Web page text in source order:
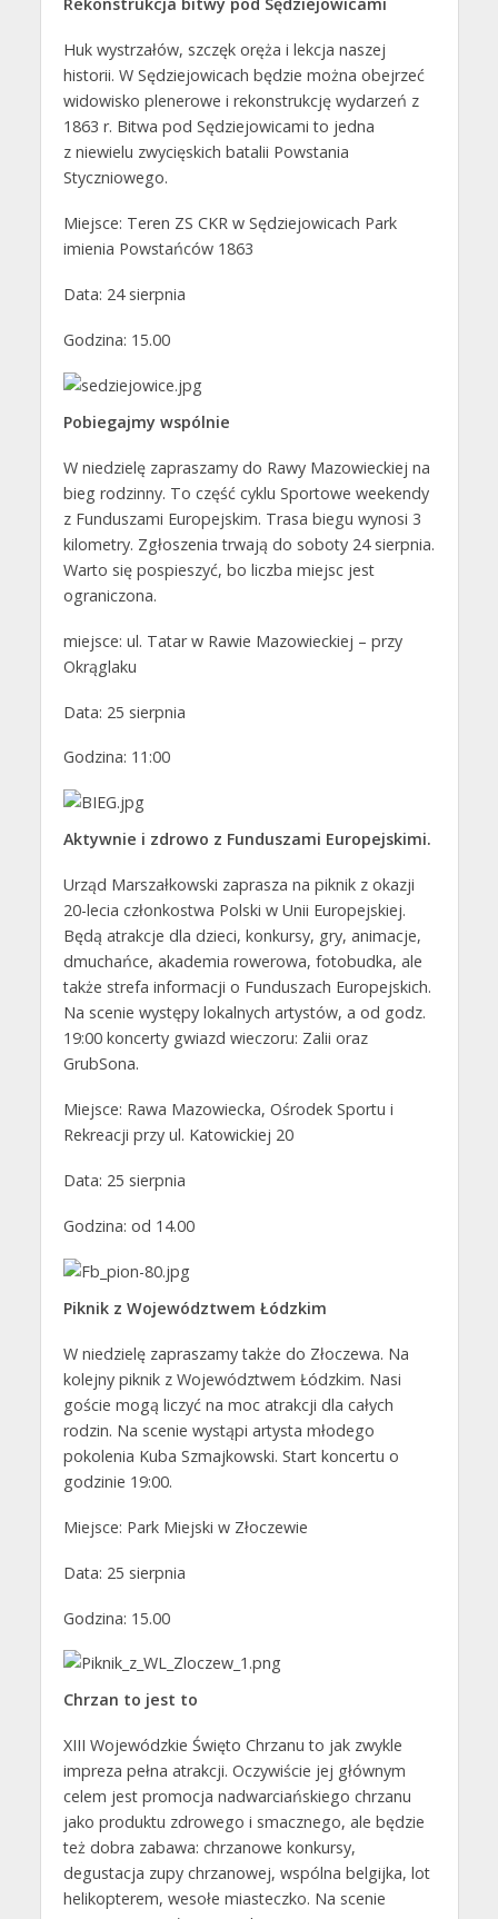
Huk wystrzałów, szczęk oręża i lekcja naszej
historii. W Sędziejowicach będzie można obejrzeć
widowisko plenerowe i rekonstrukcję wydarzeń z
1863 r. Bitwa pod Sędziejowicami to jedna
z niewielu zwycięskich batalii Powstania
Styczniowego.
Miejsce: Teren ZS CKR w Sędziejowicach Park
imienia Powstańców 1863
Data: 24 sierpnia
Godzina: 15.00
Pobiegajmy wspólnie
W niedzielę zapraszamy do Rawy Mazowieckiej na
bieg rodzinny. To część cyklu Sportowe weekendy
z Funduszami Europejskim. Trasa biegu wynosi 3
kilometry. Zgłoszenia trwają do soboty 24 sierpnia.
Warto się pospieszyć, bo liczba miejsc jest
ograniczona.
miejsce: ul. Tatar w Rawie Mazowieckiej – przy
Okrąglaku
Data: 25 sierpnia
Godzina: 11:00
Aktywnie i zdrowo z Funduszami Europejskimi.
Urząd Marszałkowski zaprasza na piknik z okazji
20-lecia członkostwa Polski w Unii Europejskiej.
Będą atrakcje dla dzieci, konkursy, gry, animacje,
dmuchańce, akademia rowerowa, fotobudka, ale
także strefa informacji o Funduszach Europejskich.
Na scenie występy lokalnych artystów, a od godz.
19:00 koncerty gwiazd wieczoru: Zalii oraz
GrubSona.
Miejsce: Rawa Mazowiecka, Ośrodek Sportu i
Rekreacji przy ul. Katowickiej 20
Data: 25 sierpnia
Godzina: od 14.00
Piknik z Województwem Łódzkim
W niedzielę zapraszamy także do Złoczewa. Na
kolejny piknik z Województwem Łódzkim. Nasi
goście mogą liczyć na moc atrakcji dla całych
rodzin. Na scenie wystąpi artysta młodego
pokolenia Kuba Szmajkowski. Start koncertu o
godzinie 19:00.
Miejsce: Park Miejski w Złoczewie
Data: 25 sierpnia
Godzina: 15.00
Chrzan to jest to
XIII Wojewódzkie Święto Chrzanu to jak zwykle
impreza pełna atrakcji. Oczywiście jej głównym
celem jest promocja nadwarciańskiego chrzanu
jako produktu zdrowego i smacznego, ale będzie
też dobra zabawa: chrzanowe konkursy,
degustacja zupy chrzanowej, wspólna belgijka, lot
helikopterem, wesołe miasteczko. Na scenie